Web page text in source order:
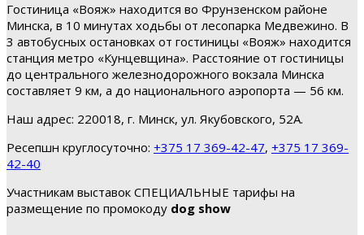
Гостиница «Вояж» находится во Фрунзенском районе
Минска, в 10 минутах ходьбы от лесопарка Медвежино. В
3 автобусных остановках от гостиницы «Вояж» находится
станция метро «Кунцевщина». Расстояние от гостиницы
до центрального железнодорожного вокзала Минска
составляет 9 км, а до национального аэропорта — 56 км.
Наш адрес: 220018, г. Минск, ул. Якубовского, 52А.
Ресепшн круглосуточно: +375 17 369-42-47, +375 17 369-
42-40
Участникам выставок СПЕЦИАЛЬНЫЕ тарифы на
размещение по промокоду dog show